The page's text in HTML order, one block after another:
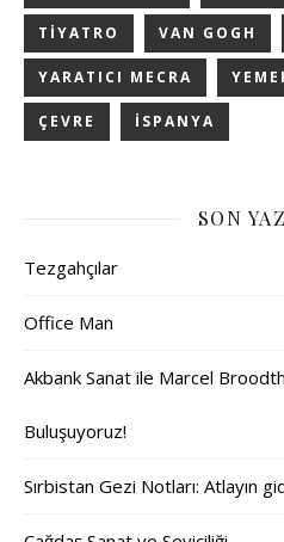
TIYATRO VAN GOGH
YARATICI MECRA
ÇEVRE İSPANYA
SON
Tezgahçılar
Office Man
Akbank Sanat ile Marcel
Buluşuyoruz!
Sırbistan Gezi Notları: Atlayın